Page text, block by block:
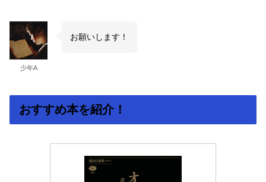
少年A
お願いします！
おすすめ本を紹介！